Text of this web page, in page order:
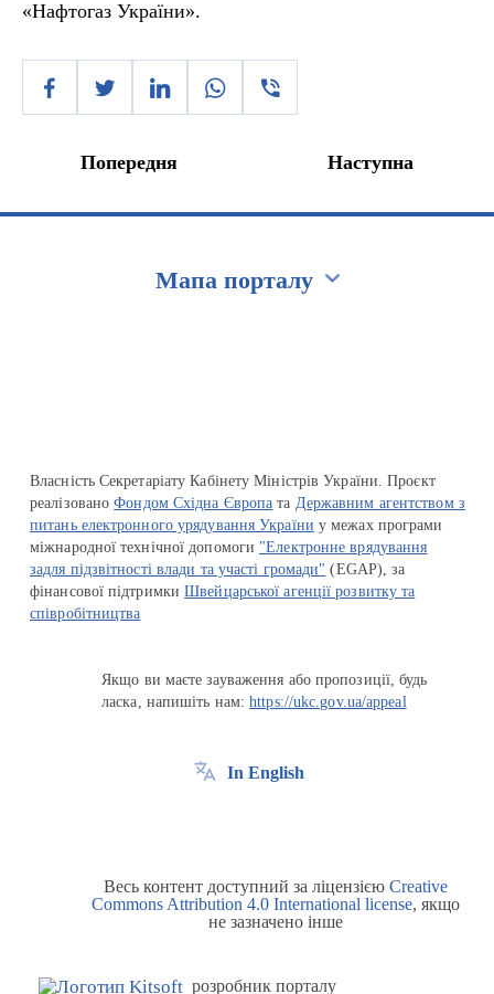
«Нафтогаз України».
Попередня Наступна
Мапа порталу
Власність Секретаріату Кабінету Міністрів України. Проєкт
реалізованоФондом Східна Європа та Державним агентством з
питань електронного урядування України у межах програми
міжнародної технічної допомоги "Електронне врядування
задля підзвітності влади та участі громади" (EGAP), за
фінансової підтримкиШвейцарської агенції розвитку та
співробітництва
Якщо ви маєте зауваження або пропозиції, будь
ласка, напишіть нам:https://ukc.gov.ua/appeal
In English
Весь контент доступний за ліцензією Creative
Commons Attribution 4.0 International license, якщо
не зазначено інше
розробник порталу